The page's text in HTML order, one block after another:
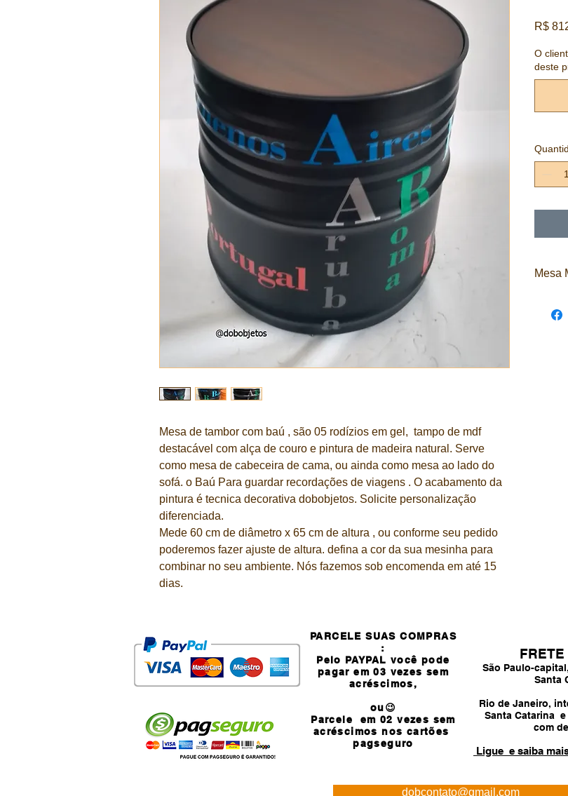
Mesa de tambor com baú , são 05 rodízios em gel, tampo de mdf
destacável com alça de couro e pintura de madeira natural. Serve
como mesa de cabeceira de cama, ou ainda como mesa ao lado do
sofá. o Baú Para guardar recordações de viagens . O acabamento da
pintura é tecnica decorativa dobobjetos. Solicite personalização
diferenciada.
Mede 60 cm de diâmetro x 65 cm de altura , ou conforme seu pedido
poderemos fazer ajuste de altura. defina a cor da sua mesinha para
combinar no seu ambiente. Nós fazemos sob encomenda em até 15
dias.
R$
O
deste
Mesa
PARCELE SUAS COMPRAS
:
Pelo PAYPAL você pode
pagar em 03 vezes sem
acréscimos,
ou😉
Parcele em 02 vezes sem
acréscimos nos cartões
pagseguro
FRETE
São Paulo-
Santa
Rio de Janeiro,
Santa Catarina
com
Ligue e saiba
dobcontato@gmail.com